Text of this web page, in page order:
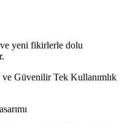
yeni fikirlerle dolu
Güvenilir Tek Kullanımlık